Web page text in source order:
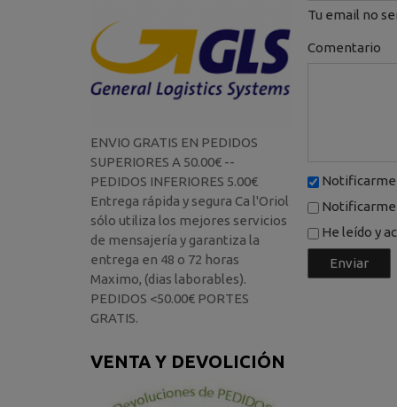
ENVIO GRATIS EN PEDIDOS
SUPERIORES A 50.00€ --
PEDIDOS INFERIORES 5.00€
Entrega rápida y segura Ca l'Oriol
sólo utiliza los mejores servicios
de mensajería y garantiza la
entrega en 48 o 72 horas
Maximo, (dias laborables).
PEDIDOS <50.00€ PORTES
GRATIS.
VENTA Y DEVOLICIÓN
Tu email no
Comentario
Notificarme
Notificarme
He leído y